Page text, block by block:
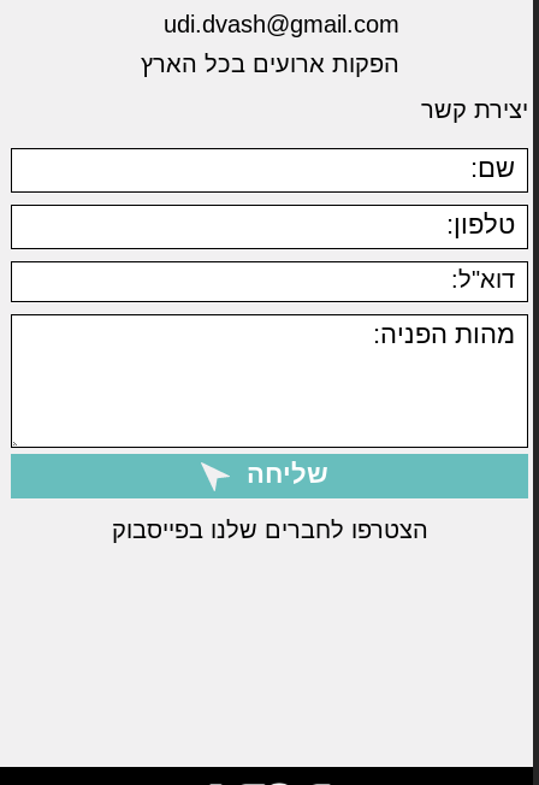
udi.dvash@gmail.com
הפקות ארועים בכל הארץ
יצירת קשר
הצטרפו לחברים שלנו בפייסבוק